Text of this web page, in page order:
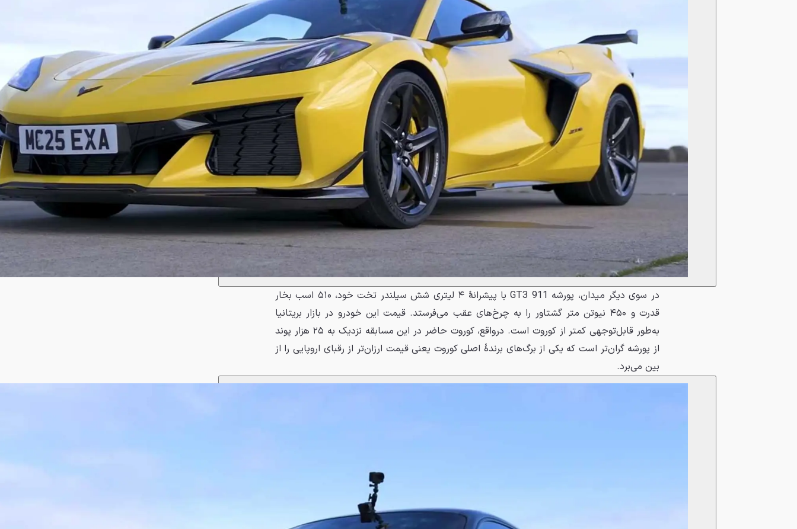
در سوی دیگر میدان، پورشه 911 GT3 با پیشرانهٔ ۴ لیتری شش سیلندر تخت خود، ۵۱۰ اسب بخار
قدرت و ۴۵۰ نیوتن متر گشتاور را به چرخ‌های عقب می‌فرستد. قیمت این خودرو در بازار بریتانیا
به‌طور قابل‌توجهی کمتر از کوروت است. درواقع، کوروت حاضر در این مسابقه نزدیک به ۲۵ هزار پوند
از پورشه گران‌تر است که یکی از برگ‌های برندهٔ اصلی کوروت یعنی قیمت ارزان‌تر از رقبای اروپایی را از
بین می‌برد.